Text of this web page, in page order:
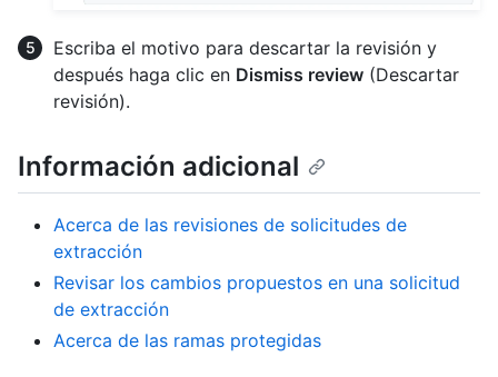
Escriba el motivo para descartar la revisión y
después haga clic en Dismiss review (Descartar
revisión).
Información adicional
Acerca de las revisiones de solicitudes de
extracción
Revisar los cambios propuestos en una solicitud
de extracción
Acerca de las ramas protegidas